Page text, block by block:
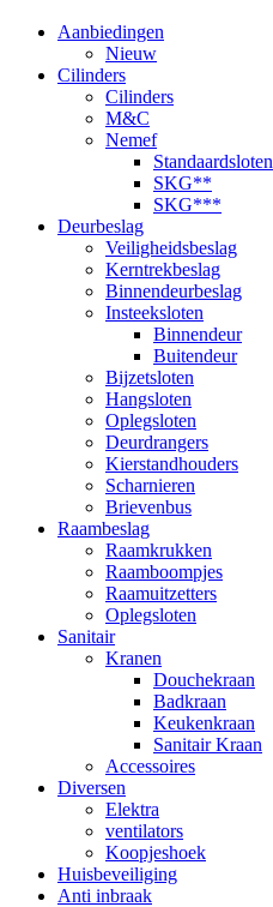
Aanbiedingen
Nieuw
Cilinders
Cilinders
M&C
Nemef
Standaardsloten
SKG**
SKG***
Deurbeslag
Veiligheidsbeslag
Kerntrekbeslag
Binnendeurbeslag
Insteeksloten
Binnendeur
Buitendeur
Bijzetsloten
Hangsloten
Oplegsloten
Deurdrangers
Kierstandhouders
Scharnieren
Brievenbus
Raambeslag
Raamkrukken
Raamboompjes
Raamuitzetters
Oplegsloten
Sanitair
Kranen
Douchekraan
Badkraan
Keukenkraan
Sanitair Kraan
Accessoires
Diversen
Elektra
ventilators
Koopjeshoek
Huisbeveiliging
Anti inbraak